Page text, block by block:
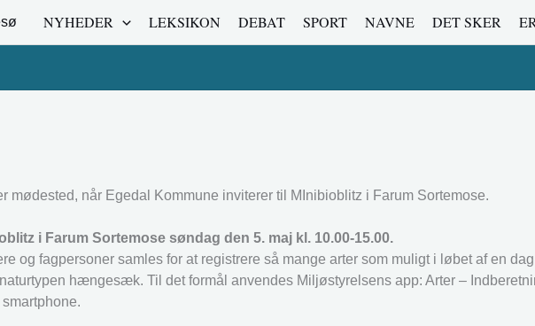
NYHEDER LEKSIKON DEBAT SPORT NAVNE DET SKER
mødested, når Egedal Kommune inviterer til MInibioblitz i Farum Sortemose.
i Farum Sortemose søndag den 5. maj kl. 10.00-15.00.
og fagpersoner samles for at registrere så mange arter som muligt i løbet af en
hængesæk. Til det formål anvendes Miljøstyrelsens app: Arter –